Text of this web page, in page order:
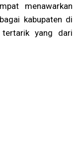
menawarkan
kabupaten di
yang dari